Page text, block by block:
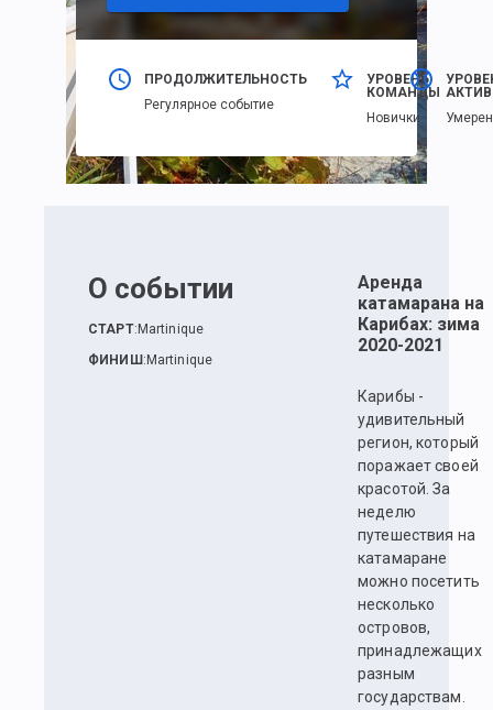
ПРОДОЛЖИТЕЛЬНОСТЬ
Регулярное событие
УРОВЕНЬ
КОМАНДЫ
Новички
О событии
СТАРТ: Martinique
ФИНИШ : Martinique
Аренда
катамарана на
Карибах: зима
2020-2021
Карибы -
удивительный
регион, который
поражает своей
красотой. За
неделю
путешествия на
катамаране
можно посетить
несколько
островов,
принадлежащих
разным
государствам.